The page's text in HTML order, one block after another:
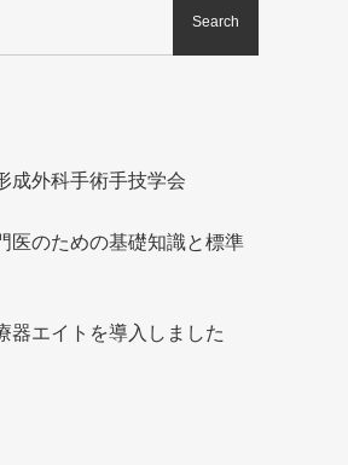
成外科手術手技学会
医のための基礎知識と標準
器エイトを導入しました